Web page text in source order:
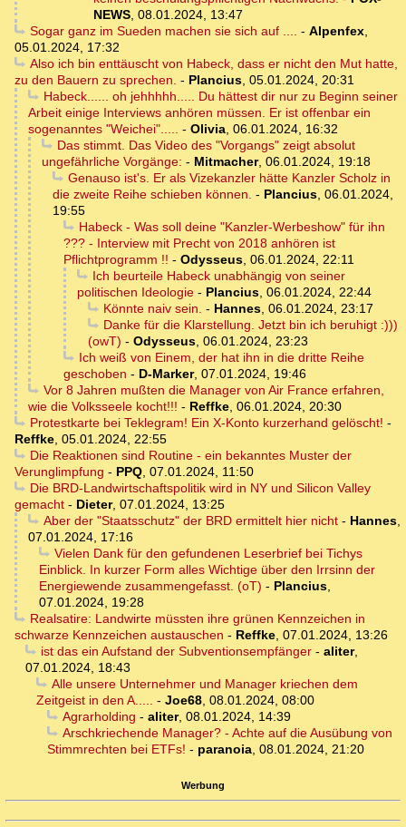
NEWS, 08.01.2024, 13:47
Sogar ganz im Sueden machen sie sich auf .... - Alpenfex,
05.01.2024, 17:32
Also ich bin enttäuscht von Habeck, dass er nicht den Mut hatte,
zu den Bauern zu sprechen. - Plancius, 05.01.2024, 20:31
Habeck...... oh jehhhhh..... Du hättest dir nur zu Beginn seiner
Arbeit einige Interviews anhören müssen. Er ist offenbar ein
sogenanntes "Weichei"..... - Olivia, 06.01.2024, 16:32
Das stimmt. Das Video des "Vorgangs" zeigt absolut
ungefährliche Vorgänge: - Mitmacher, 06.01.2024, 19:18
Genauso ist's. Er als Vizekanzler hätte Kanzler Scholz in
die zweite Reihe schieben können. - Plancius, 06.01.2024,
19:55
Habeck - Was soll deine "Kanzler-Werbeshow" für ihn
??? - Interview mit Precht von 2018 anhören ist
Pflichtprogramm !! - Odysseus, 06.01.2024, 22:11
Ich beurteile Habeck unabhängig von seiner
politischen Ideologie - Plancius, 06.01.2024, 22:44
Könnte naiv sein. - Hannes, 06.01.2024, 23:17
Danke für die Klarstellung. Jetzt bin ich beruhigt :)))
(owT) - Odysseus, 06.01.2024, 23:23
Ich weiß von Einem, der hat ihn in die dritte Reihe
geschoben - D-Marker, 07.01.2024, 19:46
Vor 8 Jahren mußten die Manager von Air France erfahren,
wie die Volksseele kocht!!! - Reffke, 06.01.2024, 20:30
Protestkarte bei Teklegram! Ein X-Konto kurzerhand gelöscht! -
Reffke, 05.01.2024, 22:55
Die Reaktionen sind Routine - ein bekanntes Muster der
Verunglimpfung - PPQ, 07.01.2024, 11:50
Die BRD-Landwirtschaftspolitik wird in NY und Silicon Valley
gemacht - Dieter, 07.01.2024, 13:25
Aber der "Staatsschutz" der BRD ermittelt hier nicht- Hannes,
07.01.2024, 17:16
Vielen Dank für den gefundenen Leserbrief bei Tichys
Einblick. In kurzer Form alles Wichtige über den Irrsinn der
Energiewende zusammengefasst. (oT) - Plancius,
07.01.2024, 19:28
Realsatire: Landwirte müssten ihre grünen Kennzeichen in
schwarze Kennzeichen austauschen - Reffke, 07.01.2024, 13:26
ist das ein Aufstand der Subventionsempfänger- aliter,
07.01.2024, 18:43
Alle unsere Unternehmer und Manager kriechen dem
Zeitgeist in den A..... - Joe68, 08.01.2024, 08:00
Agrarholding - aliter, 08.01.2024, 14:39
Arschkriechende Manager? - Achte auf die Ausübung von
Stimmrechten bei ETFs! - paranoia, 08.01.2024, 21:20
Werbung